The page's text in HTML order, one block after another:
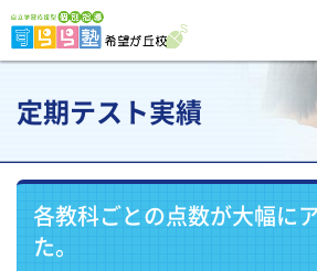
定期テスト実績
各教科ごとの点数が大幅に
た。